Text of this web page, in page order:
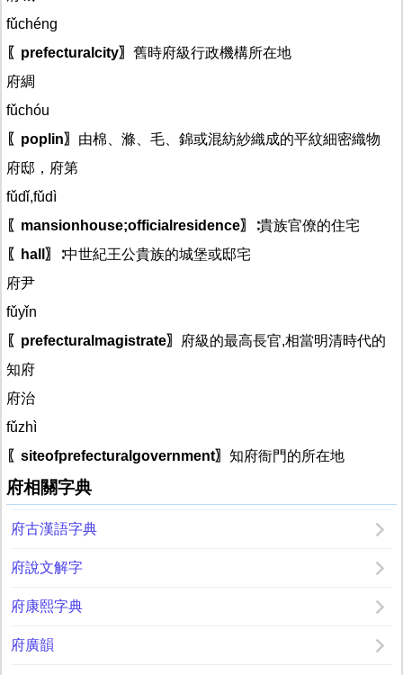
fǔchéng
〖prefecturalcity〗 舊時府級行政機構所在地
府綢
fǔchóu
〖poplin〗 由棉、滌、毛、錦或混紡紗織成的平紋細密織物
府邸，府第
fǔdǐ,fǔdì
〖mansionhouse;officialresidence〗
∶貴族官僚的住宅
〖hall〗
∶中世紀王公貴族的城堡或邸宅
府尹
fǔyǐn
〖prefecturalmagistrate〗
府級的最高長官,相當明清時代的
知府
府治
fǔzhì
〖siteofprefecturalgovernment〗 知府衙門的所在地
府相關字典
府古漢語字典
府說文解字
府康熙字典
府廣韻